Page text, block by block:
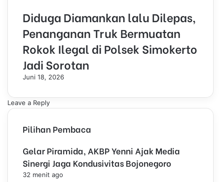
Diduga Diamankan lalu Dilepas,
Penanganan Truk Bermuatan
Rokok Ilegal di Polsek Simokerto
Jadi Sorotan
Juni 18, 2026
Leave a Reply
Pilihan Pembaca
Gelar Piramida, AKBP Yenni Ajak Media
Sinergi Jaga Kondusivitas Bojonegoro
32 menit ago